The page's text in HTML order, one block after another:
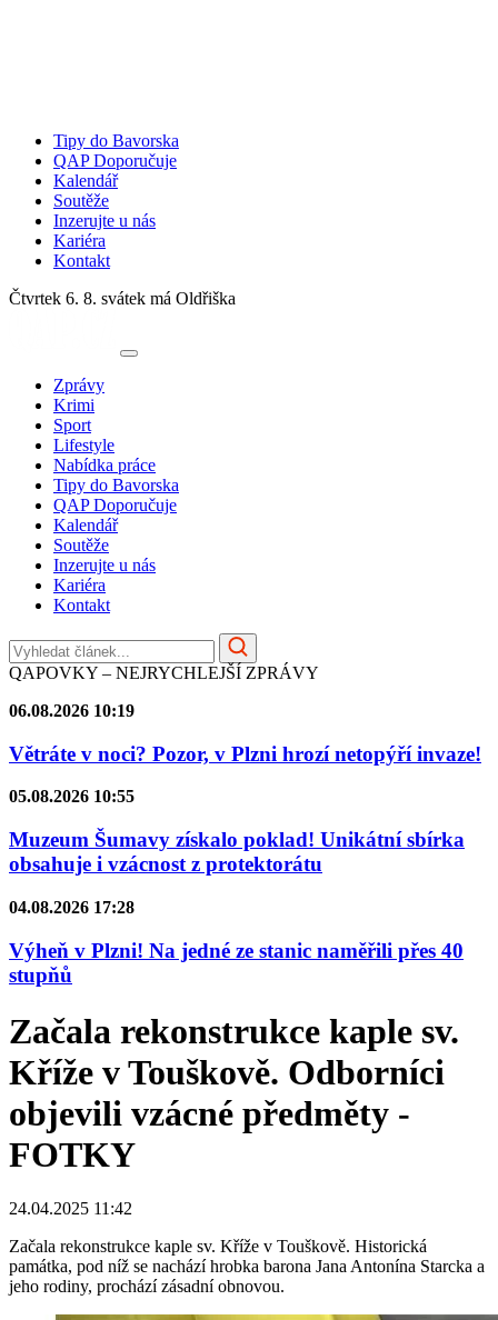
Tipy do Bavorska
QAP Doporučuje
Kalendář
Soutěže
Inzerujte u nás
Kariéra
Kontakt
Čtvrtek 6. 8. svátek má Oldřiška
Zprávy
Krimi
Sport
Lifestyle
Nabídka práce
Tipy do Bavorska
QAP Doporučuje
Kalendář
Soutěže
Inzerujte u nás
Kariéra
Kontakt
QAPOVKY – NEJRYCHLEJŠÍ ZPRÁVY
06.08.2026 10:19
Větráte v noci? Pozor, v Plzni hrozí netopýří invaze!
05.08.2026 10:55
Muzeum Šumavy získalo poklad! Unikátní sbírka
obsahuje i vzácnost z protektorátu
04.08.2026 17:28
Výheň v Plzni! Na jedné ze stanic naměřili přes 40
stupňů
Začala rekonstrukce kaple sv.
Kříže v Touškově. Odborníci
objevili vzácné předměty -
FOTKY
24.04.2025 11:42
Začala rekonstrukce kaple sv. Kříže v Touškově. Historická
památka, pod níž se nachází hrobka barona Jana Antonína Starcka a
jeho rodiny, prochází zásadní obnovou.